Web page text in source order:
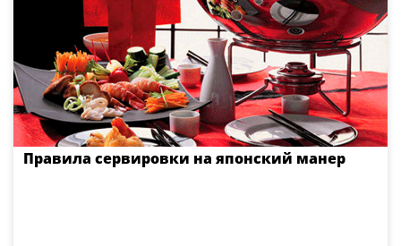
Правила сервировки на японский манер